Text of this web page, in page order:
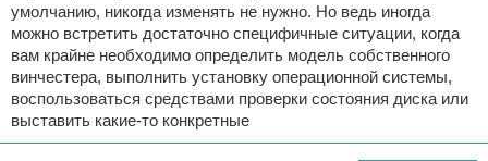
умолчанию, никогда изменять не нужно. Но ведь иногда
можно встретить достаточно специфичные ситуации, когда
вам крайне необходимо определить модель собственного
винчестера, выполнить установку операционной системы,
воспользоваться средствами проверки состояния диска или
выставить какие-то конкретные